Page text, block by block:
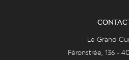
Le Grand
Féronstrée, 136 -